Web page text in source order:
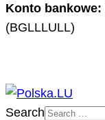
Konto bankowe:
(BGLLLULL)
Search